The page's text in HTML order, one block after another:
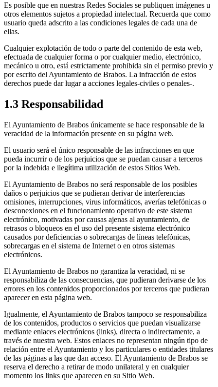
Es posible que en nuestras Redes Sociales se publiquen imágenes u
otros elementos sujetos a propiedad intelectual. Recuerda que como
usuario queda adscrito a las condiciones legales de cada una de
ellas.
Cualquier explotación de todo o parte del contenido de esta web,
efectuada de cualquier forma o por cualquier medio, electrónico,
mecánico u otro, está estrictamente prohibida sin el permiso previo y
por escrito del Ayuntamiento de Brabos. La infracción de estos
derechos puede dar lugar a acciones legales-civiles o penales-.
1.3 Responsabilidad
El Ayuntamiento de Brabos únicamente se hace responsable de la
veracidad de la información presente en su página web.
El usuario será el único responsable de las infracciones en que
pueda incurrir o de los perjuicios que se puedan causar a terceros
por la indebida e ilegítima utilización de estos Sitios Web.
El Ayuntamiento de Brabos no será responsable de los posibles
daños o perjuicios que se pudieran derivar de interferencias
omisiones, interrupciones, virus informáticos, averías telefónicas o
desconexiones en el funcionamiento operativo de este sistema
electrónico, motivadas por causas ajenas al ayuntamiento, de
retrasos o bloqueos en el uso del presente sistema electrónico
causados por deficiencias o sobrecargas de líneas telefónicas,
sobrecargas en el sistema de Internet o en otros sistemas
electrónicos.
El Ayuntamiento de Brabos no garantiza la veracidad, ni se
responsabiliza de las consecuencias, que pudieran derivarse de los
errores en los contenidos proporcionados por terceros que pudieran
aparecer en esta página web.
Igualmente, el Ayuntamiento de Brabos tampoco se responsabiliza
de los contenidos, productos o servicios que puedan visualizarse
mediante enlaces electrónicos (links), directa o indirectamente, a
través de nuestra web. Estos enlaces no representan ningún tipo de
relación entre el Ayuntamiento y los particulares o entidades titulares
de las páginas a las que dan acceso. El Ayuntamiento de Brabos se
reserva el derecho a retirar de modo unilateral y en cualquier
momento los links que aparecen en su Sitio Web.